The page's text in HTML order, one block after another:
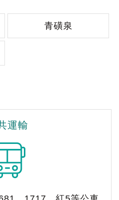
青磺泉
運輸